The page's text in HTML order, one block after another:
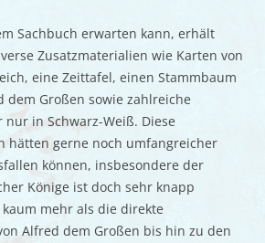
Sachbuch erwarten kann, erhält
Zusatzmaterialien wie Karten von
eine Zeittafel, einen Stammbaum
dem Großen sowie zahlreiche
in Schwarz-Weiß. Diese
hätten gerne noch umfangreicher
können, insbesondere der
Könige ist doch sehr knapp
mehr als die direkte
Alfred dem Großen bis hin zu den